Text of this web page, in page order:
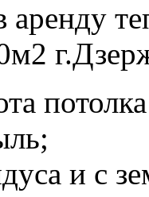
аренду
и с